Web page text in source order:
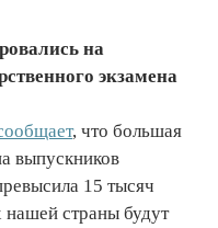
на
экзамена
, что большая
выпускников
15 тысяч
нашей страны будут